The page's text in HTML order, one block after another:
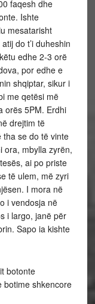
faqesh dhe
Ishte
mesatarisht
do t’i duheshin
edhe 2-3 orë
por edhe e
shqiptar, sikur i
me qetësi më
orës 5PM. Erdhi
drejtim të
tha se do të vinte
ora, mbylla zyrën,
ai po priste
të ulem, më zyri
I mora në
i vendosja në
i largo, janë për
Sapo ia kishte
botonte
botime shkencore